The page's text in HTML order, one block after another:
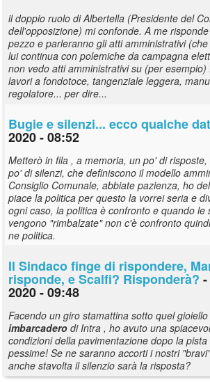
il doppio ruolo di Albertella (Presidente del
dell'opposizione) mi confonde. A me
pezzo e parleranno gli atti amministrativi
lui continua con polemiche da campagna
non vedo atti amministrativi su (per esempio)
lavori a fondotoce, tangenziale leggera,
regolatore... per dire...
Bugie e silenzi... ecco qualche
2020 - 08:52
Metterò in fila , a memoria, un po' di
po' di silenzi, che definiscono il modello
Consiglio Comunale, abbiate pazienza, ho
piace la politica per questo la vorrei seria e
ogni caso, la politica è confronto e quando le
vengono "rimbalzate" non c'è confronto
ne politica.
Il Sindaco finge di rispondere,
risponde, e Scalfi? Risponderà?
2020 - 09:48
Facendo un giro stamattina sotto quel
imbarcadero di Intra , ho avuto una
condizioni della pavimentazione dopo la
pessime! Se ne saranno accorti i nostri
anche stavolta il silenzio sarà la risposta?